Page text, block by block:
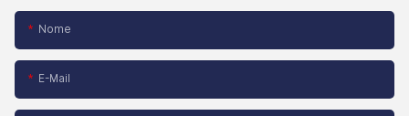
Nome
E-Mail